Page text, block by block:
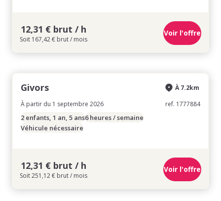
12,31 € brut / h
Soit 167,42 € brut / mois
Voir l'offre
Givors
À partir du 1 septembre 2026
À 7.2km
ref. 1777884
2 enfants, 1 an, 5 ans6 heures / semaine
Véhicule nécessaire
12,31 € brut / h
Soit 251,12 € brut / mois
Voir l'offre